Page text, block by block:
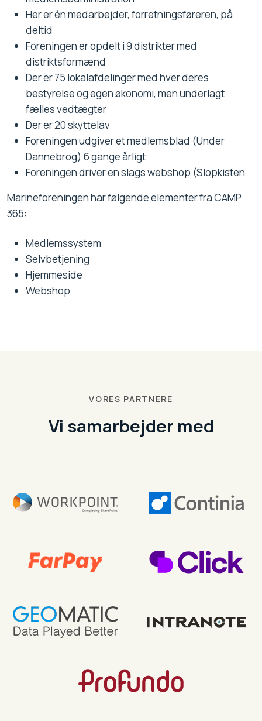
Her er én medarbejder, forretningsføreren, på
deltid
Foreningen er opdelt i 9 distrikter med
distriktsformænd
Der er 75 lokalafdelinger med hver deres
bestyrelse og egen økonomi, men underlagt
fælles vedtægter
Der er 20 skyttelav
Foreningen udgiver et medlemsblad (Under
Dannebrog) 6 gange årligt
Foreningen driver en slags webshop (Slopkisten
Marineforeningen har følgende elementer fra CAMP
365:
Medlemssystem
Selvbetjening
Hjemmeside
Webshop
VORES PARTNERE
Vi samarbejder med